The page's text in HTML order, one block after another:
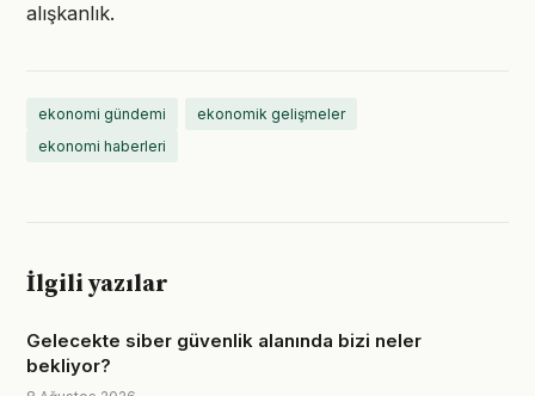
alışkanlık.
ekonomi gündemi
ekonomik gelişmeler
ekonomi haberleri
İlgili yazılar
Gelecekte siber güvenlik alanında bizi neler
bekliyor?